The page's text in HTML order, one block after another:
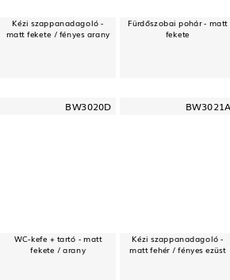
Kézi szappanadagoló -
matt fekete / fényes arany
Fürdőszobai pohár - matt
fekete
BW3020D
WC-kefe + tartó - matt
fekete / arany
BW3021A
Kézi szappanadagoló -
matt fehér / fényes ezüst